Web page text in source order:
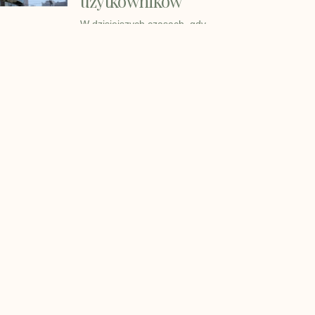
W dzisiejszych czasach, gdy